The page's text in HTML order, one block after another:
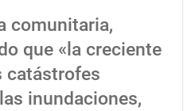
comunitaria,
que «la creciente
catástrofes
inundaciones,